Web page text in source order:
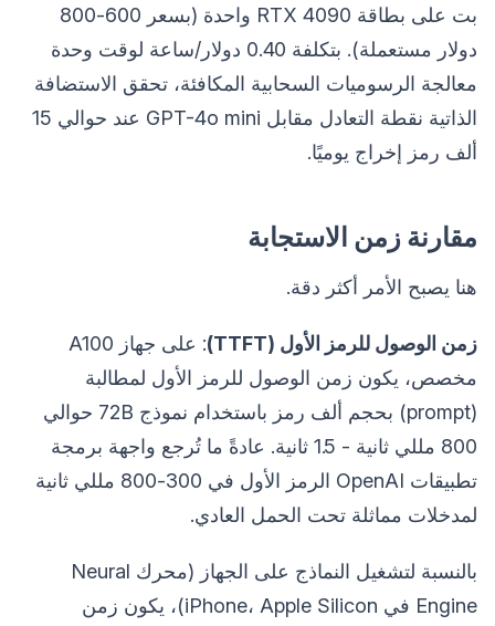
بت على بطاقة RTX 4090 واحدة (بسعر 600-800
دولار مستعملة). بتكلفة 0.40 دولار/ساعة لوقت وحدة
معالجة الرسوميات السحابية المكافئة، تحقق الاستضافة
الذاتية نقطة التعادل مقابل GPT-4o mini عند حوالي 15
ألف رمز إخراج يوميًا.
مقارنة زمن الاستجابة
هنا يصبح الأمر أكثر دقة.
زمن الوصول للرمز الأول (TTFT)
: على جهاز A100
مخصص، يكون زمن الوصول للرمز الأول لمطالبة
(prompt) بحجم ألف رمز باستخدام نموذج 72B حوالي
800 مللي ثانية - 1.5 ثانية. عادةً ما تُرجع واجهة برمجة
تطبيقات OpenAI الرمز الأول في 300-800 مللي ثانية
لمدخلات مماثلة تحت الحمل العادي.
بالنسبة لتشغيل النماذج على الجهاز (محرك Neural
Engine في iPhone، Apple Silicon)، يكون زمن